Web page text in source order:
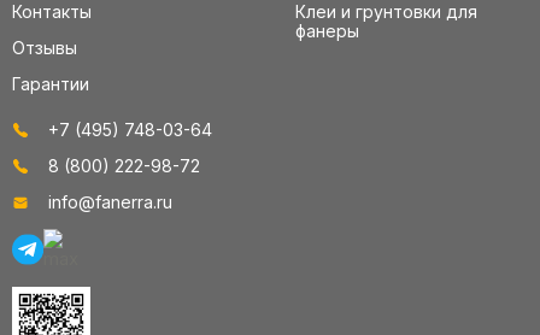
Контакты
Отзывы
Гарантии
Клеи и грунтовки для
фанеры
+7 (495) 748-03-64
8 (800) 222-98-72
info@fanerra.ru